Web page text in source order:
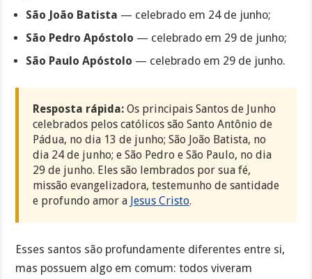
São João Batista — celebrado em 24 de junho;
São Pedro Apóstolo — celebrado em 29 de junho;
São Paulo Apóstolo — celebrado em 29 de junho.
Resposta rápida: Os principais Santos de Junho
celebrados pelos católicos são Santo Antônio de
Pádua, no dia 13 de junho; São João Batista, no
dia 24 de junho; e São Pedro e São Paulo, no dia
29 de junho. Eles são lembrados por sua fé,
missão evangelizadora, testemunho de santidade
e profundo amor a Jesus Cristo.
Esses santos são profundamente diferentes entre si,
mas possuem algo em comum: todos viveram